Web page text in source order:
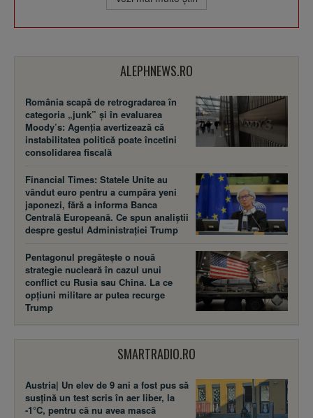
ALEPHNEWS.RO
România scapă de retrogradarea în
categoria „junk” și în evaluarea
Moody’s: Agenția avertizează că
instabilitatea politică poate încetini
consolidarea fiscală
Financial Times: Statele Unite au
vândut euro pentru a cumpăra yeni
japonezi, fără a informa Banca
Centrală Europeană. Ce spun analiștii
despre gestul Administrației Trump
Pentagonul pregătește o nouă
strategie nucleară în cazul unui
conflict cu Rusia sau China. La ce
opțiuni militare ar putea recurge
Trump
SMARTRADIO.RO
Austria| Un elev de 9 ani a fost pus să
susţină un test scris în aer liber, la
-1°C, pentru că nu avea mască